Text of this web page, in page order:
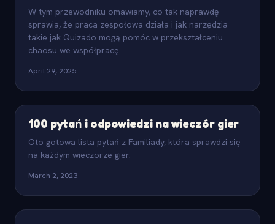
W tym przewodniku omawiamy, co tak naprawdę
sprawia, że praca zespołowa działa i jak narzędzia
takie jak Quizado mogą pomóc w przekształceniu
chaosu we współpracę.
April 29, 2025
100 pytań i odpowiedzi na wieczór gier
Oto gotowa lista pytań z Familiady, która sprawdzi się
na każdym wieczorze gier.
March 2, 2023